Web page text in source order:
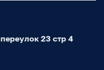
23 стр 4